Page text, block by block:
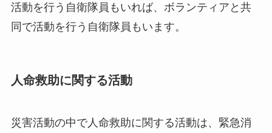
活動を行う自衛隊員もいれば、ボランティアと共
同で活動を行う自衛隊員もいます。
人命救助に関する活動
災害活動の中で人命救助に関する活動は、緊急消